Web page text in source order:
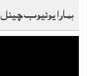
ہمارا یوٹیوب چینل